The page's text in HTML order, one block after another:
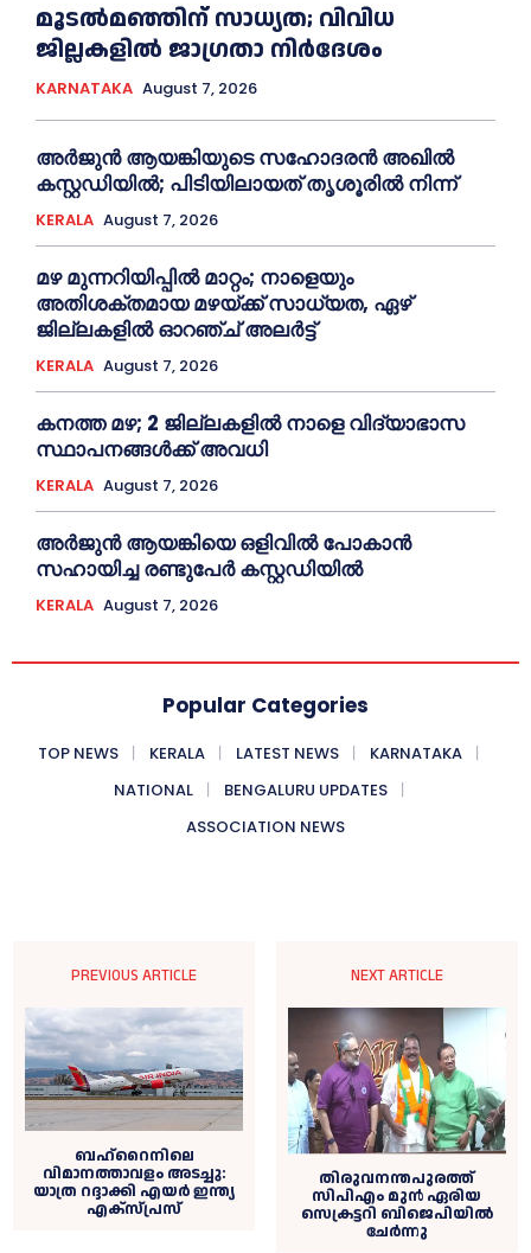
മൂടൽമഞ്ഞിന് സാധ്യത; വിവിധ
ജില്ലകളിൽ ജാഗ്രതാ നിർദേശം
KARNATAKA August 7, 2026
അര്‍ജുന്‍ ആയങ്കിയുടെ സഹോദരന്‍ അഖില്‍
കസ്റ്റഡിയില്‍; പിടിയിലായത് തൃശൂരില്‍ നിന്ന്
KERALA August 7, 2026
മഴ മുന്നറിയിപ്പിൽ മാറ്റം; നാളെയും
അതിശക്തമായ മഴയ്ക്ക് സാധ്യത, ഏഴ്
ജില്ലകളിൽ ഓറഞ്ച് അലർട്ട്
KERALA August 7, 2026
കനത്ത മഴ; 2 ജില്ലകളില്‍ നാളെ വിദ്യാഭാസ
സ്ഥാപനങ്ങള്‍ക്ക് അവധി
KERALA August 7, 2026
അര്‍ജുന്‍ ആയങ്കിയെ ഒളിവില്‍ പോകാന്‍
സഹായിച്ച രണ്ടുപേര്‍ കസ്റ്റഡിയില്‍
KERALA August 7, 2026
Popular Categories
TOP NEWS KERALA LATEST NEWS
KARNATAKA
NATIONAL
BENGALURU UPDATES
ASSOCIATION NEWS
PREVIOUS ARTICLE
ബഹ്റൈനിലെ
വിമാനത്താവളം അടച്ചു:
യാത്ര റദ്ദാക്കി എയര്‍ ഇന്ത്യ
എക്സ്പ്രസ്
NEXT ARTICLE
തിരുവനന്തപുരത്ത്
സിപിഎം മുൻ ഏരിയ
സെക്രട്ടറി ബിജെപിയില്‍
ചേര്‍ന്നു